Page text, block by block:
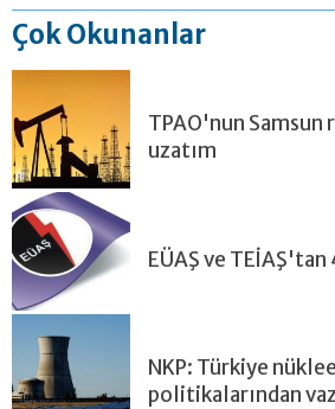
Çok Okunanlar
TPAO'nun Samsun
uzatım
EÜAŞ ve TEİAŞ'tan
NKP: Türkiye
politikalarından